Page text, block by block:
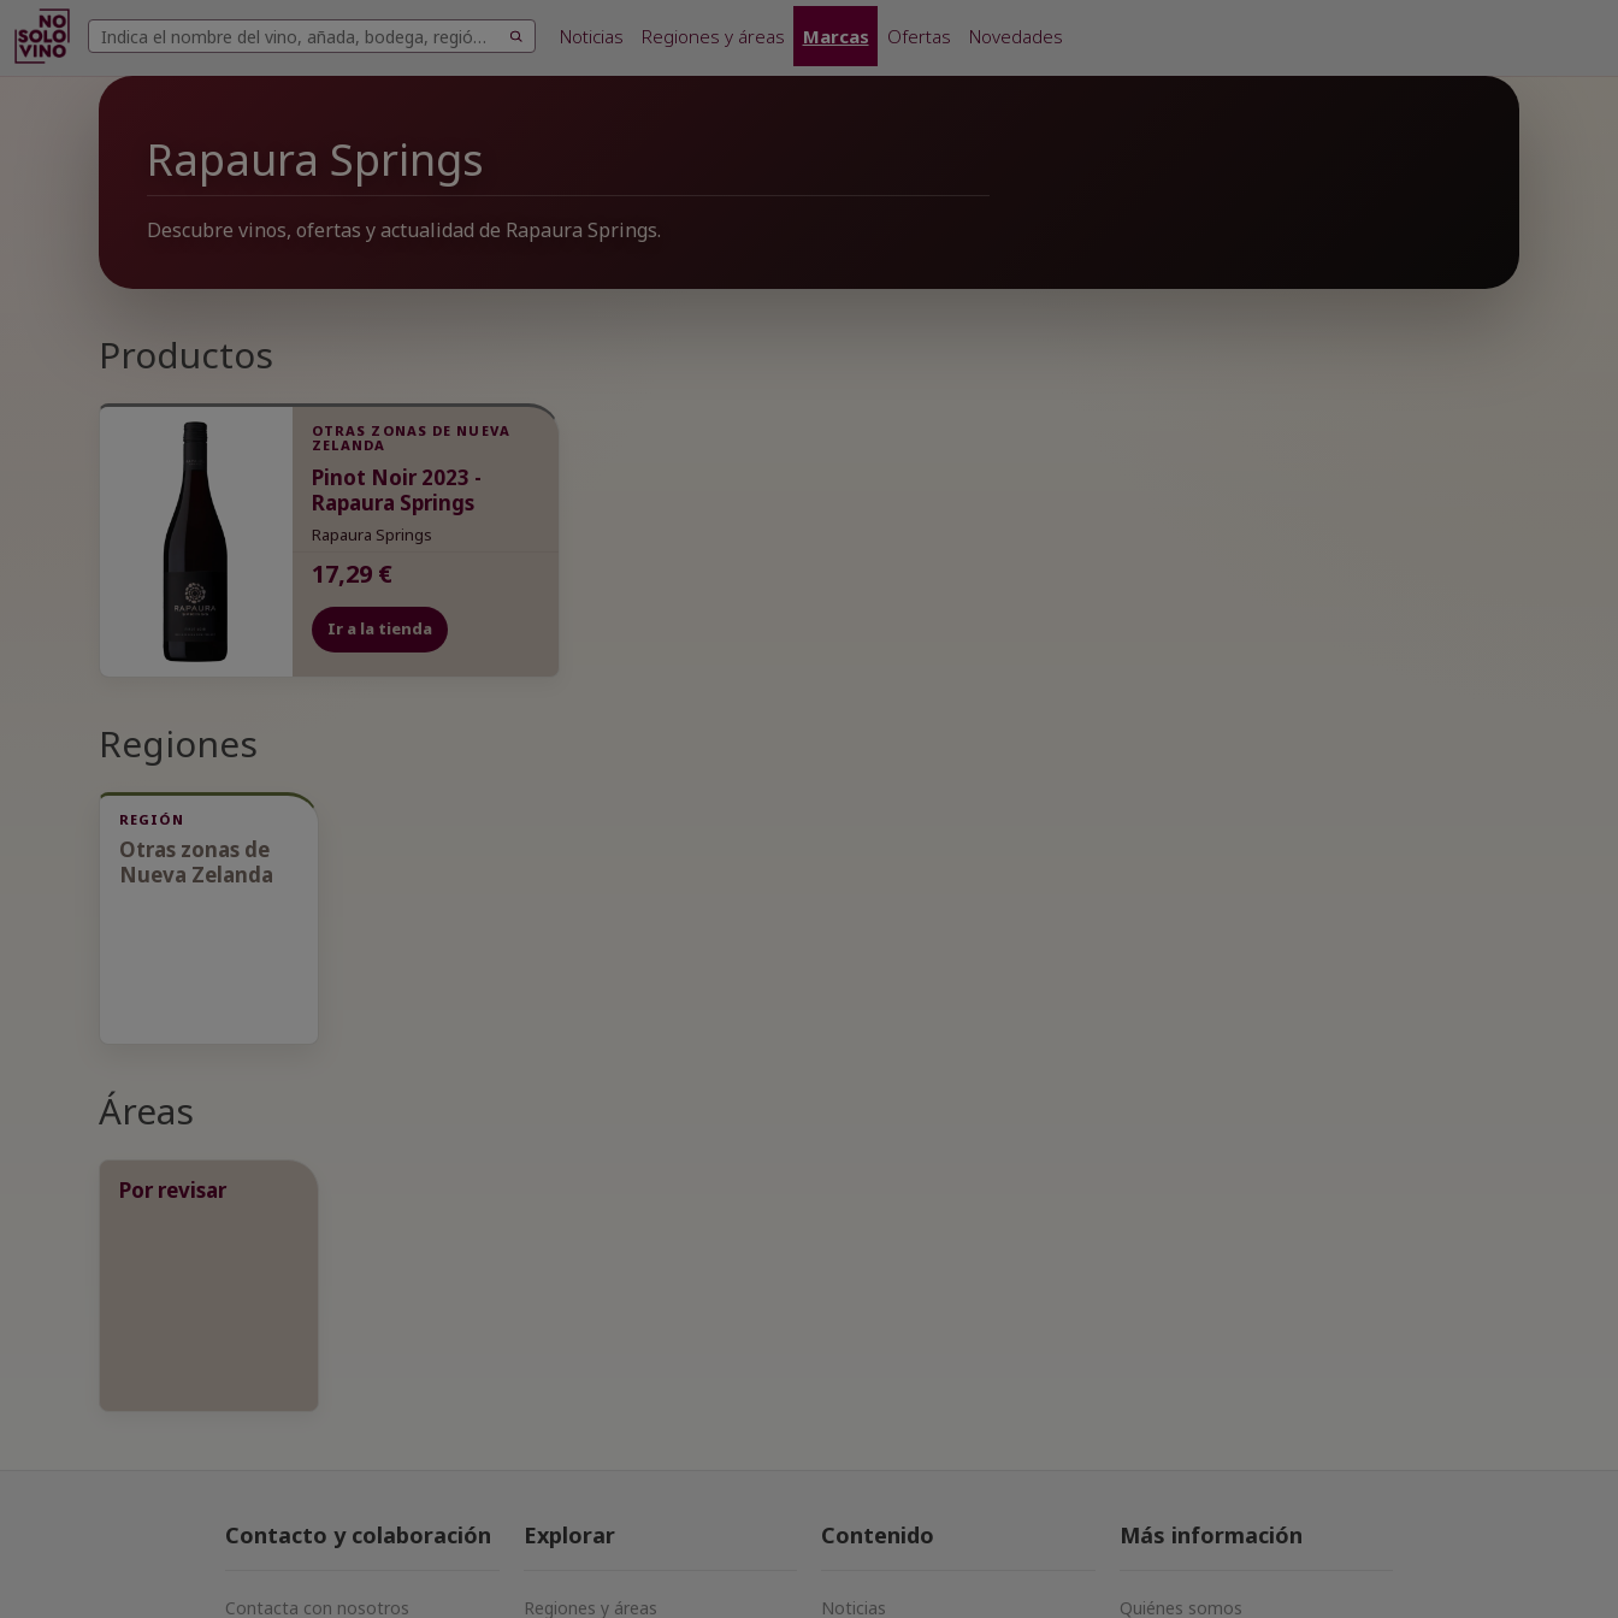
Buscar
vinos
Buscar Noticias Regiones y áreas Marcas Ofertas Novedades
Rapaura Springs
Descubre vinos, ofertas y actualidad de Rapaura Springs.
Productos
OTRAS ZONAS DE NUEVA
ZELANDA
Pinot Noir 2023 -
Rapaura Springs
Rapaura Springs
17,29 €
Ir a la tienda
Regiones
REGIÓN
Otras zonas de
Nueva Zelanda
Áreas
Por revisar
Contacto y colaboración
Contacta con nosotros
Explorar
Regiones y áreas
Contenido
Noticias
Más información
Quiénes somos